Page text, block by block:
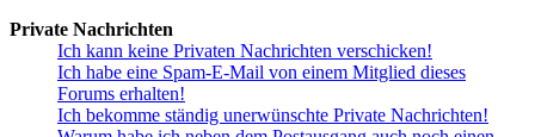
Private Nachrichten
Ich kann keine Privaten Nachrichten verschicken!
Ich habe eine Spam-E-Mail von einem Mitglied dieses
Forums erhalten!
Ich bekomme ständig unerwünschte Private Nachrichten!